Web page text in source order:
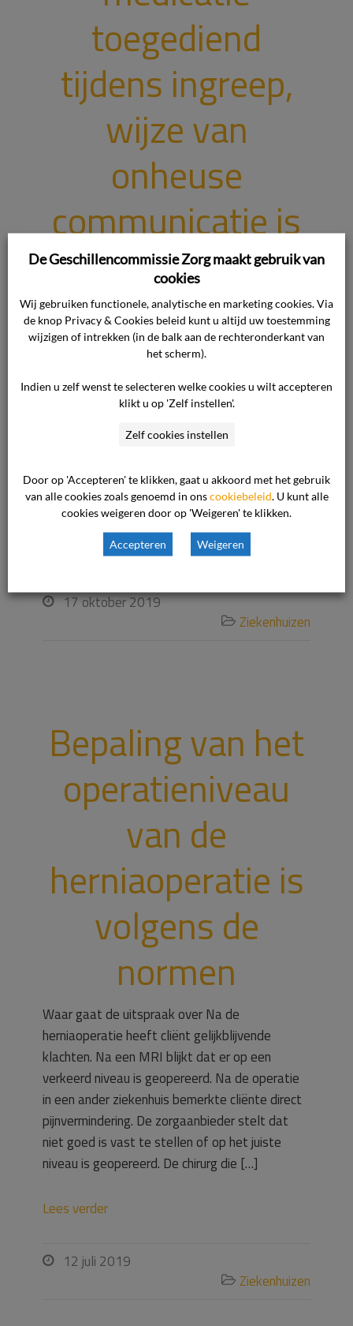
toegediend
tijdens ingreep,
wijze van
onheuse
communicatie is
niet komen vast
te staan
Waar gaat de uitspraak over Keuze van het
behandeling zonder toediening van verdoving te
het risico van het terugvloeien van de
de afweging die is gemaakt bij het plaatsen van
de stent, is begrijpelijk […]
 17 oktober 2019
 Ziekenhuizen
Bepaling van het
operatieniveau
van de
herniaoperatie is
volgens de
normen
Waar gaat de uitspraak over Na de
herniaoperatie heeft cliënt gelijkblijvende
klachten. Na een MRI blijkt dat er op een
verkeerd niveau is geopereerd. Na de operatie
in een ander ziekenhuis bemerkte cliënte direct
pijnvermindering. De zorgaanbieder stelt dat
niet goed is vast te stellen of op het juiste
niveau is geopereerd. De chirurg die […]
Lees verder
 12 juli 2019
 Ziekenhuizen
De Geschillencommissie Zorg maakt gebruik van
cookies
Wij gebruiken functionele, analytische en marketing cookies. Via
de knop Privacy & Cookies beleid kunt u altijd uw toestemming
wijzigen of intrekken (in de balk aan de rechteronderkant van
het scherm).
Indien u zelf wenst te selecteren welke cookies u wilt accepteren
klikt u op 'Zelf instellen'.
Zelf cookies instellen
Door op 'Accepteren' te klikken, gaat u akkoord met het gebruik
van alle cookies zoals genoemd in onscookiebeleid . U kunt alle
cookies weigeren door op 'Weigeren' te klikken.
Accepteren Weigeren